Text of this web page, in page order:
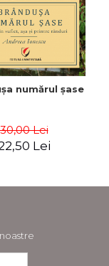
numărul șase
30,00 Lei
Lei